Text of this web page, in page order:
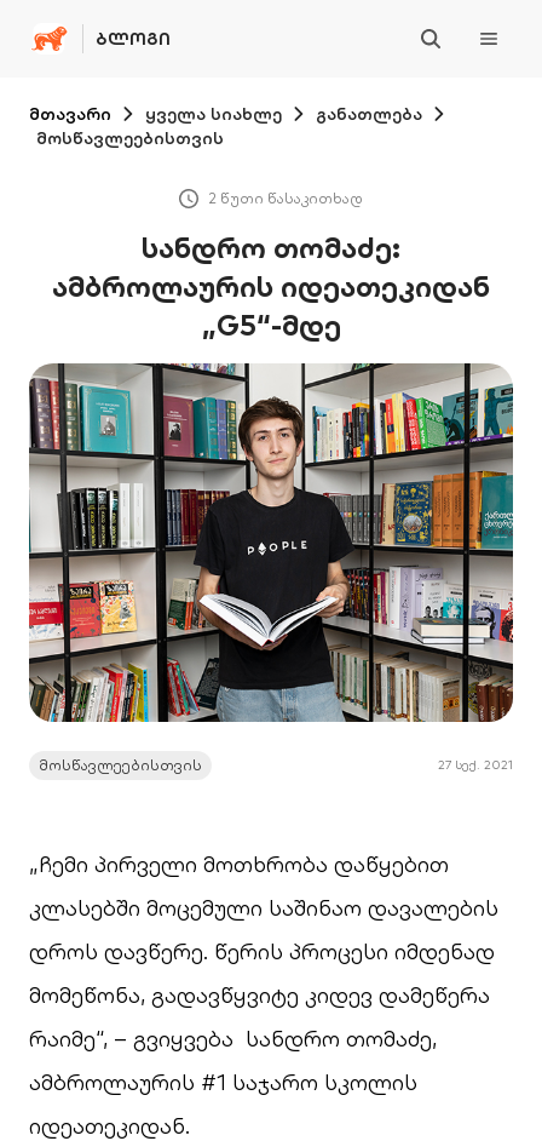
ᲑᲚᲝᲒᲘ
მთავარი ყველა სიახლე
განათლება
მოსწავლეებისთვის
2 წუთი წასაკითხად
სანდრო თომაძე:
ამბროლაურის იდეათეკიდან
„G5“-მდე
მოსწავლეებისთვის 27 სექ. 2021
„ჩემი პირველი მოთხრობა დაწყებით
კლასებში მოცემული საშინაო დავალების
დროს დავწერე. წერის პროცესი იმდენად
მომეწონა, გადავწყვიტე კიდევ დამეწერა
რაიმე“, – გვიყვება სანდრო თომაძე,
ამბროლაურის #1 საჯარო სკოლის
იდეათეკიდან.